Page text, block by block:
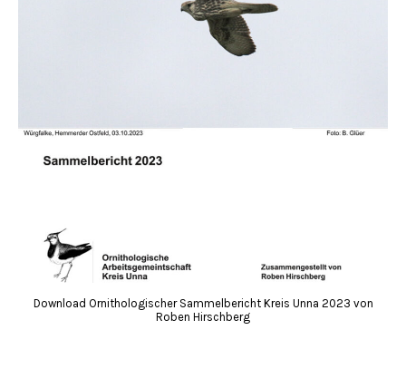
Download Ornithologischer Sammelbericht Kreis Unna 2023 von
Roben Hirschberg